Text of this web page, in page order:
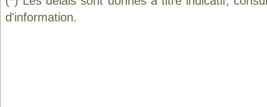
d'information.